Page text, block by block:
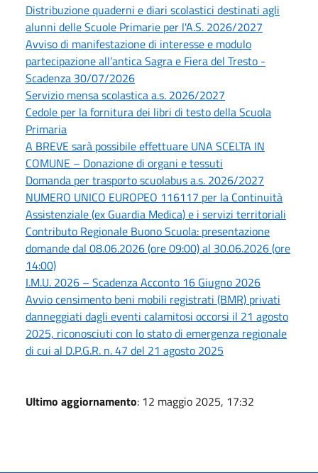
Distribuzione quaderni e diari scolastici destinati agli
alunni delle Scuole Primarie per l'A.S. 2026/2027
Avviso di manifestazione di interesse e modulo
partecipazione all’antica Sagra e Fiera del Tresto -
Scadenza 30/07/2026
Servizio mensa scolastica a.s. 2026/2027
Cedole per la fornitura dei libri di testo della Scuola
Primaria
A BREVE sarà possibile effettuare UNA SCELTA IN
COMUNE – Donazione di organi e tessuti
Domanda per trasporto scuolabus a.s. 2026/2027
NUMERO UNICO EUROPEO 116117 per la Continuità
Assistenziale (ex Guardia Medica) e i servizi territoriali
Contributo Regionale Buono Scuola: presentazione
domande dal 08.06.2026 (ore 09:00) al 30.06.2026 (ore
14:00)
I.M.U. 2026 – Scadenza Acconto 16 Giugno 2026
Avvio censimento beni mobili registrati (BMR) privati
danneggiati dagli eventi calamitosi occorsi il 21 agosto
2025, riconosciuti con lo stato di emergenza regionale
di cui al D.P.G.R. n. 47 del 21 agosto 2025
Ultimo aggiornamento: 12 maggio 2025, 17:32